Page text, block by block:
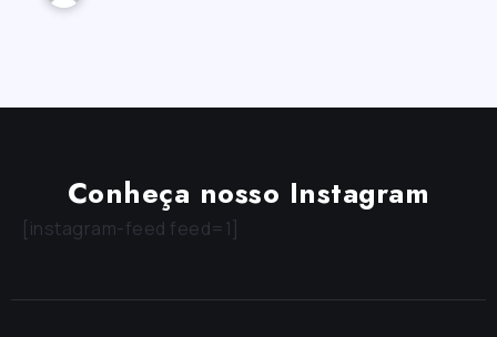
Conheça nosso Instagram
[instagram-feed feed=1]